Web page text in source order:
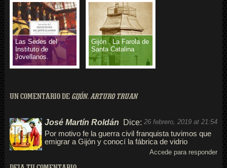
Las Sedes del
Instituto de
Jovellanos.
Gijón . La Farola de
Santa Catalina
UN COMENTARIO DE GIJÓN. ARTURO TRUAN
26 febrero, 2019 at 21:54
José Martín Roldán Dice:
Por motivo fe la guerra civil franquista tuvimos que
emigrar a Gijón y conocí la fábrica de vidrio
Accede para responder